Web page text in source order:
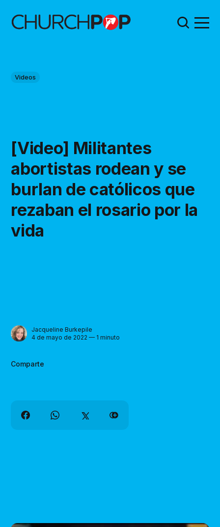
Videos
[Video] Militantes
abortistas rodean y se
burlan de católicos que
rezaban el rosario por la
vida
Jacqueline Burkepile
4 de mayo de 2022 — 1 minuto
Comparte